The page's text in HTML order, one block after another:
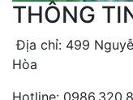
THÔNG
Địa chỉ: 499
Hòa
Hotline: